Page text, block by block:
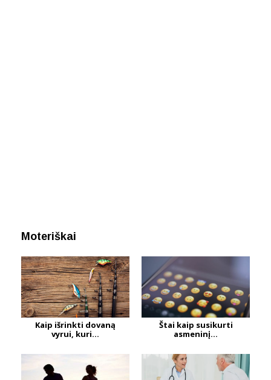
Moteriškai
Kaip išrinkti dovaną
vyrui, kuri...
Štai kaip susikurti
asmeninį...